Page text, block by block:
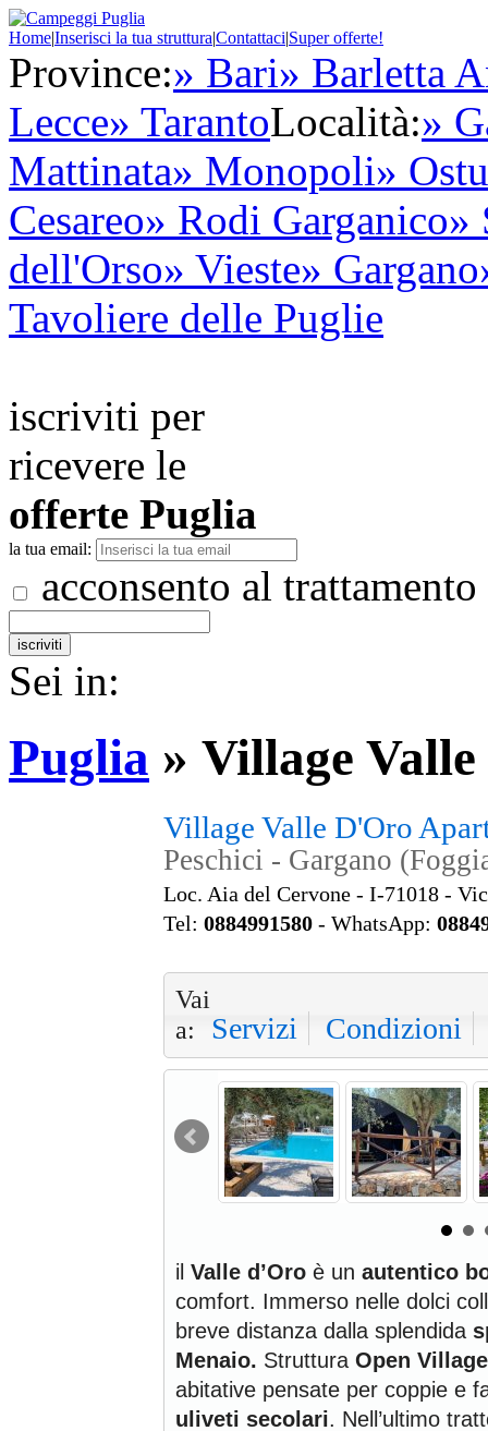
Home|Inserisci la tua struttura|Contattaci|Super offerte!
Province:» Bari» Barletta
Lecce» TarantoLocalità:»
Mattinata» Monopoli»
Cesareo» Rodi Garganico»
dell'Orso» Vieste» Gargano
Tavoliere delle Puglie
iscriviti per
ricevere le
offerte Puglia
la tua email:
acconsento al
Sei in:
Puglia » Village
Village Valle D'Oro
Peschici - Gargano
Loc. Aia del Cervone - I-71018 -
Tel: 0884991580 - WhatsApp:
Vai
a:
Servizi Condizioni
il Valle d’Oro è un autentico
comfort. Immerso nelle dolci
breve distanza dalla splendida
Menaio. Struttura Open
abitative pensate per coppie e
uliveti secolari. Nell’ultimo